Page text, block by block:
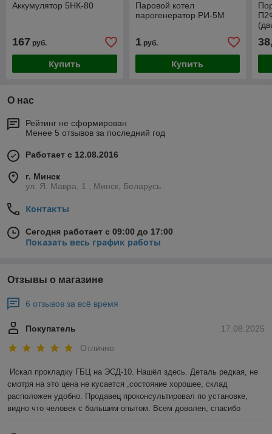
Аккумулятор 5НК-80
167 руб.
Купить
Паровой котел
парогенератор РИ-5М
1руб.
Купить
О нас
Рейтинг не сформирован
Менее 5 отзывов за последний год
Работает с 12.08.2016
г. Минск
ул. Я. Мавра, 1 , Минск, Беларусь
Контакты
Сегодня работает с 09:00 до 17:00
Показать весь график работы
Отзывы о магазине
6 отзывов за всё время
17.08.2025
Покупатель
Отлично
Искал прокладку ГБЦ на ЭСД-10. Нашёл здесь. Деталь редкая, не
смотря на это цена не кусается ,состояние хорошее, склад
расположен удобно. Продавец проконсультировал по установке,
видно что человек с большим опытом. Всем доволен, спасибо